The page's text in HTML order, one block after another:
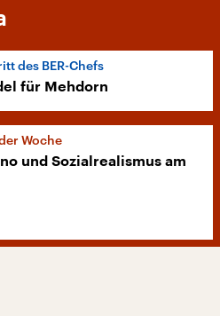
des BER-Chefs
für Mehdorn
Woche
und Sozialrealismus am